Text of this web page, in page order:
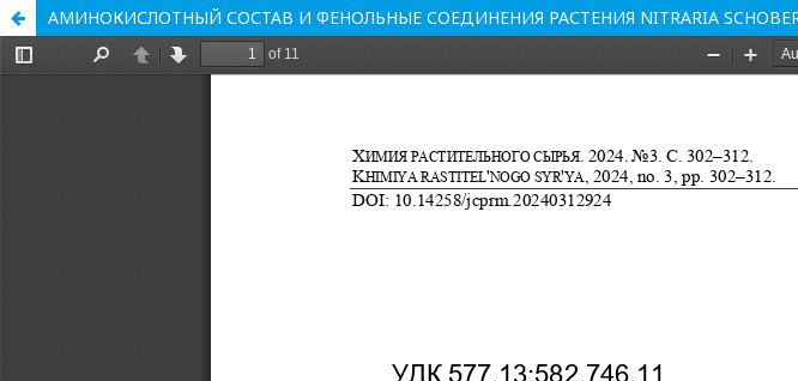
АМИНОКИСЛОТНЫЙ СОСТАВ И ФЕНОЛЬНЫЕ СОЕДИНЕНИЯ РАСТЕНИЯ NITRARIA